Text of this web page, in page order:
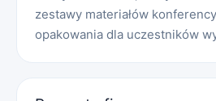
zestawy materiałów
opakowania dla uczestników